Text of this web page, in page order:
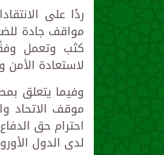
ردًا على
مواقف جادة
كثب وتعمل
لاستعادة الأمن
وفيما يتعلق
موقف الاتحاد
احترام حق
لدى الدول